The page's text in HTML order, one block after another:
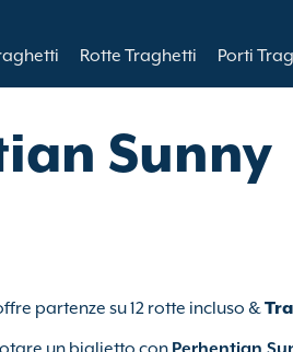
Rotte Traghetti Porti
Sunny
partenze su 12 rotte incluso &